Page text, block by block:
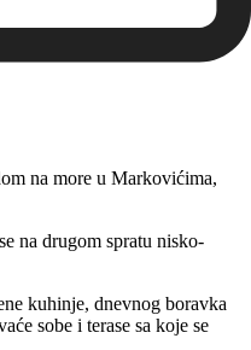
na more u Markovićima,
na drugom spratu nisko-
kuhinje, dnevnog boravka
sobe i terase sa koje se